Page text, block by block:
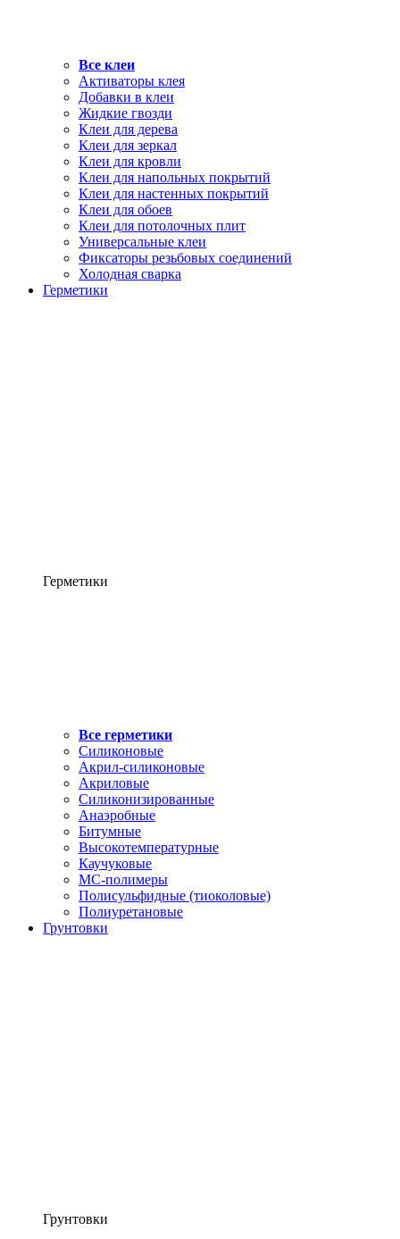
Все клеи
Активаторы клея
Добавки в клеи
Жидкие гвозди
Клеи для дерева
Клеи для зеркал
Клеи для кровли
Клеи для напольных покрытий
Клеи для настенных покрытий
Клеи для обоев
Клеи для потолочных плит
Универсальные клеи
Фиксаторы резьбовых соединений
Холодная сварка
Герметики
Герметики
Все герметики
Силиконовые
Акрил-силиконовые
Акриловые
Силиконизированные
Анаэробные
Битумные
Высокотемпературные
Каучуковые
МС-полимеры
Полисульфидные (тиоколовые)
Полиуретановые
Грунтовки
Грунтовки